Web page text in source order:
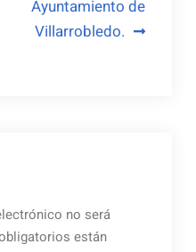
Ayuntamiento de
Villarrobledo.
no será
están